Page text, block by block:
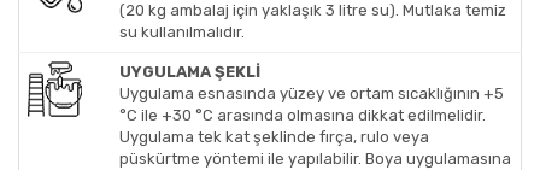
(20 kg ambalaj için yaklaşık 3 litre su). Mutlaka temiz
su kullanılmalıdır.
UYGULAMA ŞEKLİ
Uygulama esnasında yüzey ve ortam sıcaklığının +5
°C ile +30 °C arasında olmasına dikkat edilmelidir.
Uygulama tek kat şeklinde fırça, rulo veya
püskürtme yöntemi ile yapılabilir. Boya uygulamasına